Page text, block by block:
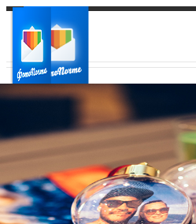
Ваш город:
Ваш регион доставки
Выберите из списка: